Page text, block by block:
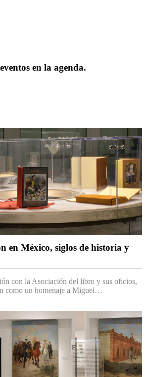
en la agenda.
en México, siglos de historia y
con la Asociación del libro y sus oficios,
como un homenaje a Miguel…